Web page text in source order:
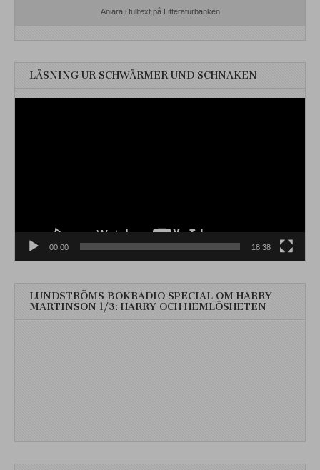
Aniara i fulltext på Litteraturbanken
LÄSNING UR SCHWÄRMER UND SCHNAKEN
00:00 18:38
LUNDSTRÖMS BOKRADIO SPECIAL OM HARRY
MARTINSON 1/3: HARRY OCH HEMLÖSHETEN